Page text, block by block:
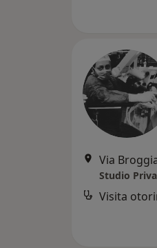
Via
Studio
Visita